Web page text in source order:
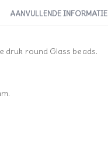
AANVULLENDE INFORMATIE
druk round Glass beads.